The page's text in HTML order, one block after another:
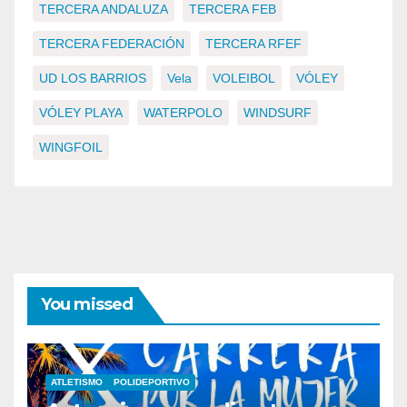
TERCERA ANDALUZA TERCERA FEB
TERCERA FEDERACIÓN TERCERA RFEF
UD LOS BARRIOS Vela VOLEIBOL VÓLEY
VÓLEY PLAYA WATERPOLO WINDSURF
WINGFOIL
You missed
ATLETISMO POLIDEPORTIVO